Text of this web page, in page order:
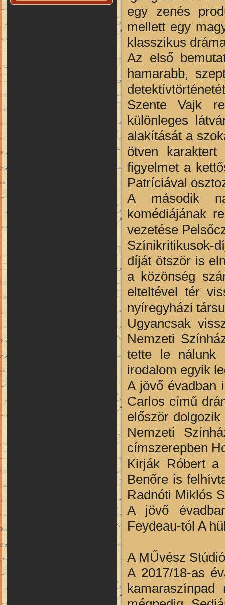
egy zenés
mellett egy
klasszikus
Az első
hamarabb,
Szente Vajk
különleges
alakítását a
ötven karaktert
figyelmet a
Patríciával
A második
komédiájának
vezetése
Színikritikusok-
díját ötször is
a közönség
elteltével tér
nyíregyházi
Ugyancsak
Nemzeti
tette le nálunk
irodalom egyik
A jövő évadban
Carlos című
először
Nemzeti
címszerepben
Kirják Róbert a
Benőre is
Radnóti Miklós
A jövő
Feydeau-tól A
A MŰvész
A 2017/18-as